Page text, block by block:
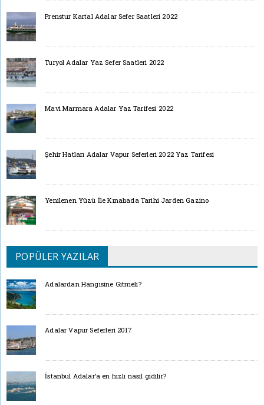
Prenstur Kartal Adalar Sefer Saatleri 2022
Turyol Adalar Yaz Sefer Saatleri 2022
Mavi Marmara Adalar Yaz Tarifesi 2022
Şehir Hatları Adalar Vapur Seferleri 2022 Yaz Tarifesi
Yenilenen Yüzü İle Kınalıada Tarihi Jarden Gazino
POPÜLER YAZILAR
Adalardan Hangisine Gitmeli?
Adalar Vapur Seferleri 2017
İstanbul Adalar’a en hızlı nasıl gidilir?